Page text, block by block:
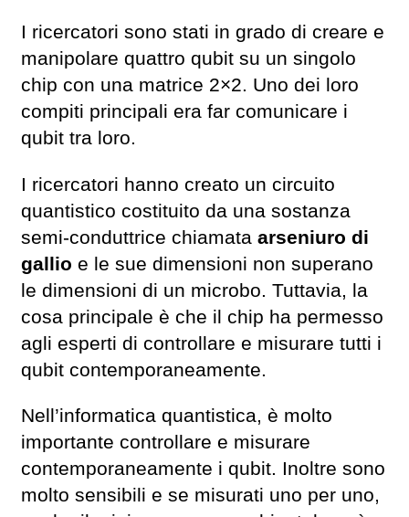
I ricercatori sono stati in grado di creare e
manipolare quattro qubit su un singolo
chip con una matrice 2×2. Uno dei loro
compiti principali era far comunicare i
qubit tra loro.
I ricercatori hanno creato un circuito
quantistico costituito da una sostanza
semi-conduttrice chiamata arseniuro di
gallio e le sue dimensioni non superano
le dimensioni di un microbo. Tuttavia, la
cosa principale è che il chip ha permesso
agli esperti di controllare e misurare tutti i
qubit contemporaneamente.
Nell’informatica quantistica, è molto
importante controllare e misurare
contemporaneamente i qubit. Inoltre sono
molto sensibili e se misurati uno per uno,